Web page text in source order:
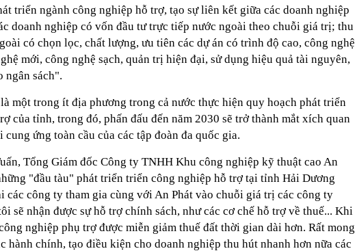
triển ngành công nghiệp hỗ trợ, tạo sự liên kết giữa các doanh nghiệp
doanh nghiệp có vốn đầu tư trực tiếp nước ngoài theo chuỗi giá trị; thu
có chọn lọc, chất lượng, ưu tiên các dự án có trình độ cao, công nghệ
mới, công nghệ sạch, quản trị hiện đại, sử dụng hiệu quả tài nguyên,
ngân sách".
một trong ít địa phương trong cả nước thực hiện quy hoạch phát triển
của tỉnh, trong đó, phấn đấu đến năm 2030 sẽ trở thành mắt xích quan
ứng toàn cầu của các tập đoàn đa quốc gia.
Tổng Giám đốc Công ty TNHH Khu công nghiệp kỹ thuật cao An
"đầu tàu" phát triển triển công nghiệp hỗ trợ tại tỉnh Hải Dương
các công ty tham gia cùng với An Phát vào chuỗi giá trị các công ty
sẽ nhận được sự hỗ trợ chính sách, như các cơ chế hỗ trợ về thuế... Khi
nghiệp phụ trợ được miễn giảm thuế đất thời gian dài hơn. Rất mong
hành chính, tạo điều kiện cho doanh nghiệp thu hút nhanh hơn nữa các